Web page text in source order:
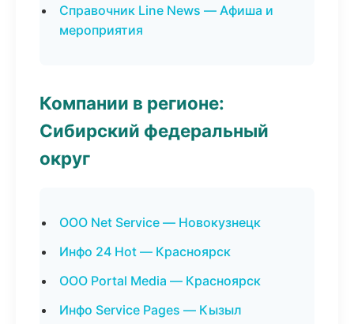
Справочник Line News — Афиша и
мероприятия
Компании в регионе:
Сибирский федеральный
округ
ООО Net Service — Новокузнецк
Инфо 24 Hot — Красноярск
ООО Portal Media — Красноярск
Инфо Service Pages — Кызыл